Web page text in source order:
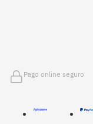
Pago online seguro